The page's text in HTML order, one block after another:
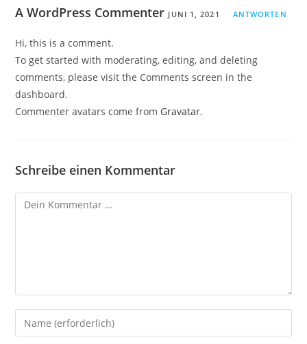
A WordPress Commenter JUNI 1, 2021 ANTWORTEN
Hi, this is a comment.
To get started with moderating, editing, and deleting
comments, please visit the Comments screen in the
dashboard.
Commenter avatars come from Gravatar.
Schreibe einen Kommentar
Kommentar
Gib
deinen